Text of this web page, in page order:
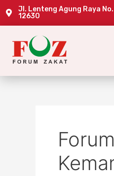
Jl. Lenteng Agung Raya
12630